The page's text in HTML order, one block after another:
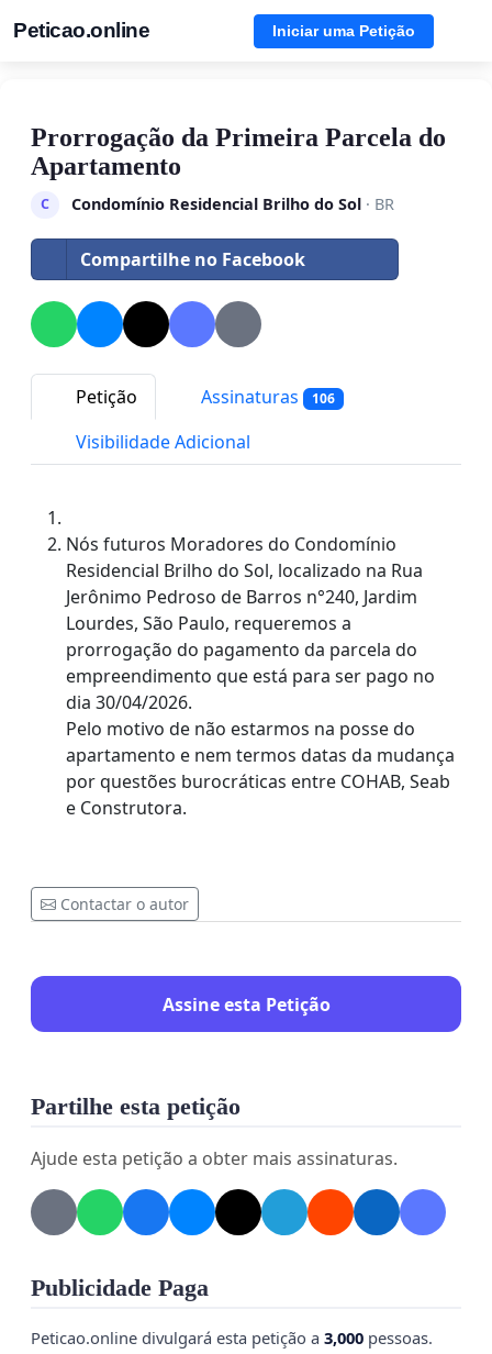
Peticao.online Iniciar uma Petição
Prorrogação da Primeira Parcela do
Apartamento
C Condomínio Residencial Brilho do Sol· BR
Compartilhe no Facebook
Petição Assinaturas 106
Visibilidade Adicional
Nós futuros Moradores do Condomínio
Residencial Brilho do Sol, localizado na Rua
Jerônimo Pedroso de Barros n°240, Jardim
Lourdes, São Paulo, requeremos a
prorrogação do pagamento da parcela do
empreendimento que está para ser pago no
dia 30/04/2026.
Pelo motivo de não estarmos na posse do
apartamento e nem termos datas da mudança
por questões burocráticas entre COHAB, Seab
e Construtora.
Contactar o autor
Assine esta Petição
Partilhe esta petição
Ajude esta petição a obter mais assinaturas.
Publicidade Paga
Peticao.online divulgará esta petição a 3,000 pessoas.